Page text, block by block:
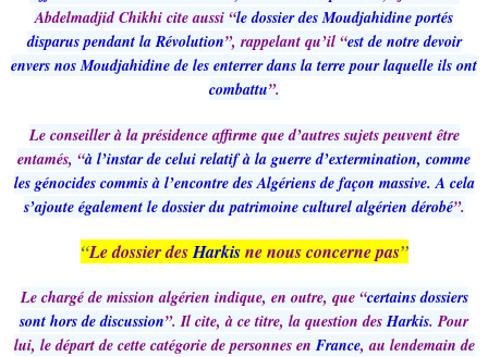
Abdelmadjid Chikhi cite aussi “le dossier des Moudjahidine portés
disparus pendant la Révolution”, rappelant qu’il “est de notre devoir
envers nos Moudjahidine de les enterrer dans la terre pour laquelle ils ont
combattu”.
Le conseiller à la présidence affirme que d’autres sujets peuvent être
entamés, “à l’instar de celui relatif à la guerre d’extermination, comme
les génocides commis à l’encontre des Algériens de façon massive. A cela
s’ajoute également le dossier du patrimoine culturel algérien dérobé”.
“Le dossier desHarkisne nous concerne pas”
Le chargé de mission algérien indique, en outre, que “certains dossiers
sont hors de discussion”. Il cite, à ce titre, la question desHarkis. Pour
lui, le départ de cette catégorie de personnes en France, au lendemain de